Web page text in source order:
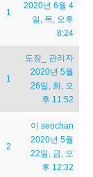
1
2020년 6월 4
일, 목, 오후
8:24
1
도장_ 관리자
2020년 5월
26일, 화, 오
후 11:52
2
이 seochan
2020년 5월
22일, 금, 오
후 12:32